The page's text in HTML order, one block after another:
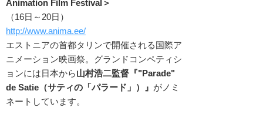
Animation Film Festival ＞
（16日～20日）
http://www.anima.ee/
エストニアの首都タリンで開催される国際ア
ニメーション映画祭。グランドコンペティシ
ョンには日本から山村浩二監督『"Parade"
de Satie（サティの「パラード」）』 がノミ
ネートしています。